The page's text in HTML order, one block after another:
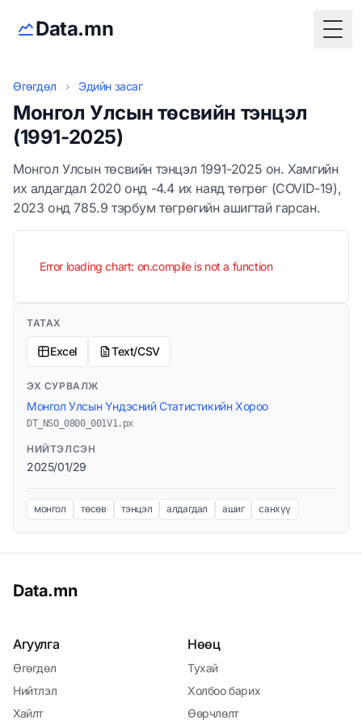
Data.mn
Өгөгдөл › Эдийн засаг
Монгол Улсын төсвийн тэнцэл
(1991-2025)
Монгол Улсын төсвийн тэнцэл 1991-2025 он. Хамгийн
их алдагдал 2020 онд -4.4 их наяд төгрөг (COVID-19),
2023 онд 785.9 тэрбум төгрөгийн ашигтай гарсан.
Error loading chart: on.compile is not a function
ТАТАХ
Excel Text/CSV
ЭХ СУРВАЛЖ
Монгол Улсын Үндэсний Статистикийн Хороо
DT_NSO_0800_001V1.px
НИЙТЭЛСЭН
2025/01/29
монгол төсөв тэнцэл алдагдал ашиг санхүү
Data.mn
Агуулга
Өгөгдөл
Нийтлэл
Хайлт
Нөөц
Тухай
Холбоо барих
Өөрчлөлт